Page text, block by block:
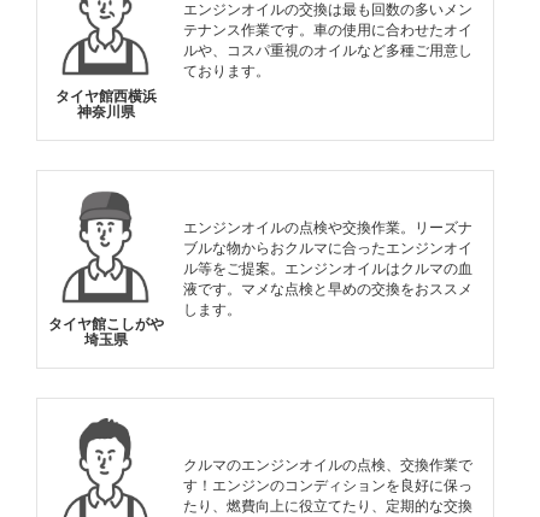
タイヤ館西横浜
神奈川県
エンジンオイルの交換は最も回数の多いメン
テナンス作業です。車の使用に合わせたオイ
ルや、コスパ重視のオイルなど多種ご用意し
ております。
タイヤ館こしがや
埼玉県
エンジンオイルの点検や交換作業。リーズナ
ブルな物からおクルマに合ったエンジンオイ
ル等をご提案。エンジンオイルはクルマの血
液です。マメな点検と早めの交換をおススメ
します。
クルマのエンジンオイルの点検、交換作業で
す！エンジンのコンディションを良好に保っ
たり、燃費向上に役立てたり、定期的な交換